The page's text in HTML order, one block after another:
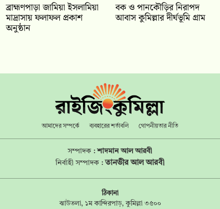
‎ব্রাহ্মণপাড়া জামিয়া ইসলামিয়া
মাদ্রাসায় ফলাফল প্রকাশ
অনুষ্ঠান
বক ও পানকৌড়ির নিরাপদ
আবাস কুমিল্লার দীর্ঘভূমি গ্রাম
আমাদের সম্পর্কে ব্যবহারের শর্তাবলি গোপনীয়তার নীতি
সম্পাদক :শাদমান আল আরবী
নির্বাহী সম্পাদক : তানভীর আল আরবী
ঠিকানা
ঝাউতলা, ১ম কান্দিরপাড়, কুমিল্লা ৩৫০০